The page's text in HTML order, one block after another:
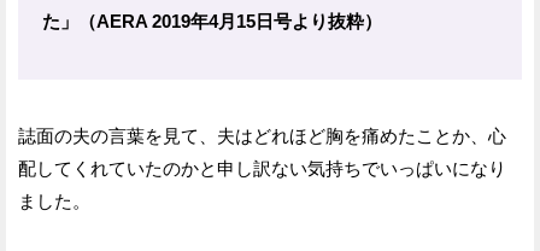
た」（AERA 2019年4月15日号より抜粋）
誌面の夫の言葉を見て、夫はどれほど胸を痛めたことか、心
配してくれていたのかと申し訳ない気持ちでいっぱいになり
ました。